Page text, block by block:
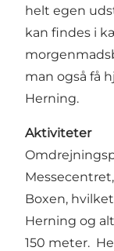
helt egen
kan findes i
man også få
Herning.
Aktiviteter
Boxen,
Herning og
150 meter.